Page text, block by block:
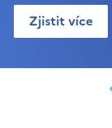
Zjistit více